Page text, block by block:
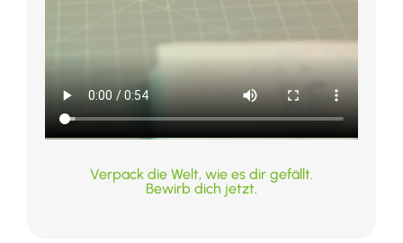
Verpack die Welt, wie es dir gefällt.
Bewirb dich jetzt.